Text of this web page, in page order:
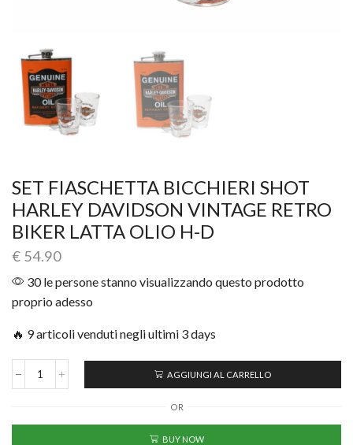
SET FIASCHETTA BICCHIERI SHOT
HARLEY DAVIDSON VINTAGE RETRO
BIKER LATTA OLIO H-D
€ 54.90
30 le persone stanno visualizzando questo prodotto
proprio adesso
🔥 9 articoli venduti negli ultimi 3 days
AGGIUNGI AL CARRELLO
OR
BUY NOW